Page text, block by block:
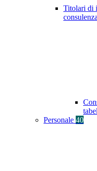
Titolari di
consulenza
Personale 40